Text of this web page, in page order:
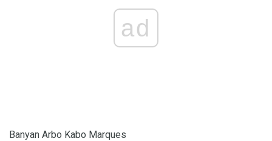
ad
Banyan Arbo Kabo Marques